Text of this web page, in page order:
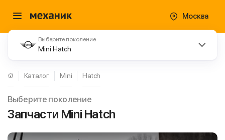
Москва
Выберите поколение
Mini Hatch
Каталог Mini Hatch
Выберите поколение
Запчасти Mini Hatch